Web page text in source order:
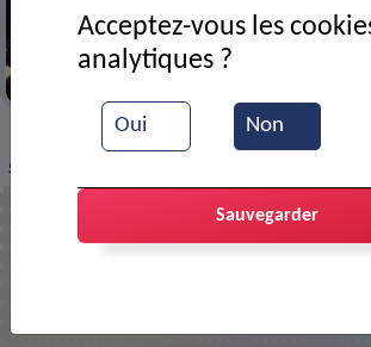
VIE MUNICIPALE > Ressources
Salon des vins
Oui Non
Acceptez-vous les
analytiques ?
Sauvegarder